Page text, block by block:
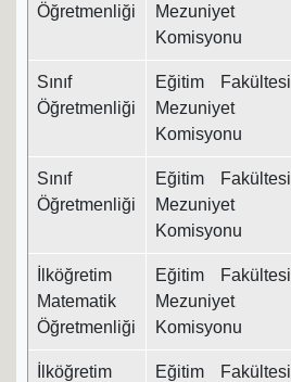
Öğretmenliği
Mezuniyet
Komisyonu
Sınıf
Öğretmenliği
Eğitim Fakültesi
Mezuniyet
Komisyonu
Sınıf
Öğretmenliği
Eğitim Fakültesi
Mezuniyet
Komisyonu
İlköğretim
Matematik
Öğretmenliği
Eğitim Fakültesi
Mezuniyet
Komisyonu
İlköğretim
Eğitim Fakültesi